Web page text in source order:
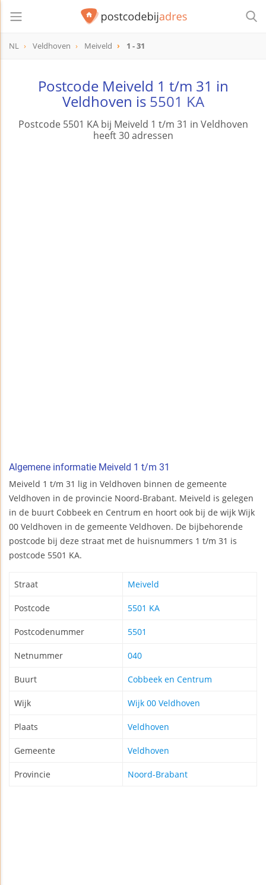
NL Veldhoven Meiveld 1 - 31
Postcode Meiveld 1 t/m 31 in
Veldhoven is 5501 KA
Postcode 5501 KA bij Meiveld 1 t/m 31 in Veldhoven
heeft 30 adressen
Algemene informatie Meiveld 1 t/m 31
Meiveld 1 t/m 31 lig in Veldhoven binnen de gemeente
Veldhoven in de provincie Noord-Brabant. Meiveld is gelegen
in de buurt Cobbeek en Centrum en hoort ook bij de wijk Wijk
00 Veldhoven in de gemeente Veldhoven. De bijbehorende
postcode bij deze straat met de huisnummers 1 t/m 31 is
postcode 5501 KA.
Straat Meiveld
Postcode 5501 KA
Postcodenummer 5501
Netnummer 040
Buurt Cobbeek en Centrum
Wijk Wijk 00 Veldhoven
Plaats Veldhoven
Gemeente Veldhoven
Provincie Noord-Brabant